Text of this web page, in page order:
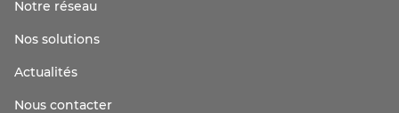
Notre réseau
Nos solutions
Actualités
Nous contacter